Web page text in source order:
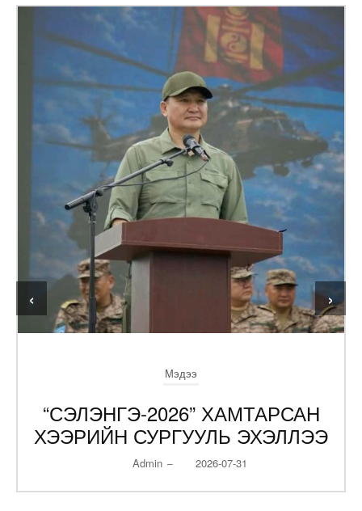
Мэдээ
“СЭЛЭНГЭ-2026” ХАМТАРСАН
ХЭЭРИЙН СУРГУУЛЬ ЭХЭЛЛЭЭ
Admin – 2026-07-31
‹ ›